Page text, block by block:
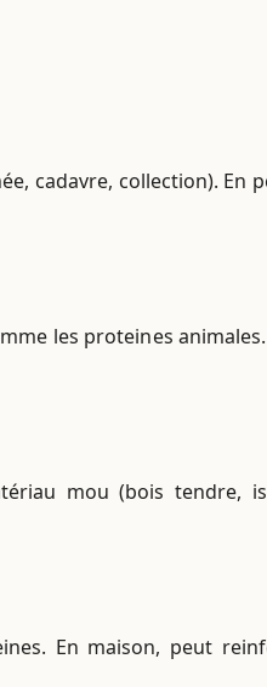
cadavre, collection).
les proteines
mou (bois tendre,
En maison, peut